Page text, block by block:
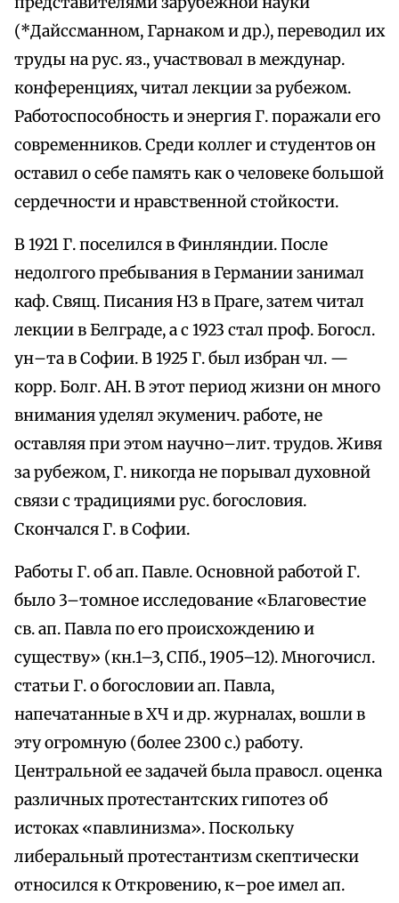
(*Дайссманном, Гарнаком и др.), переводил их
труды на рус. яз., участвовал в междунар.
конференциях, читал лекции за рубежом.
Работоспособность и энергия Г. поражали его
современников. Среди коллег и студентов он
оставил о себе память как о человеке большой
сердечности и нравственной стойкости.
В 1921 Г. поселился в Финляндии. После
недолгого пребывания в Германии занимал
каф. Свящ. Писания НЗ в Праге, затем читал
лекции в Белграде, а с 1923 стал проф. Богосл.
ун–та в Софии. В 1925 Г. был избран чл. —
корр. Болг. АН. В этот период жизни он много
внимания уделял экуменич. работе, не
оставляя при этом научно–лит. трудов. Живя
за рубежом, Г. никогда не порывал духовной
связи с традициями рус. богословия.
Скончался Г. в Софии.
Работы Г. об ап. Павле. Основной работой Г.
было 3–томное исследование «Благовестие
св. ап. Павла по его происхождению и
существу» (кн.1–3, СПб., 1905–12). Многочисл.
статьи Г. о богословии ап. Павла,
напечатанные в ХЧ и др. журналах, вошли в
эту огромную (более 2300 с.) работу.
Центральной ее задачей была правосл. оценка
различных протестантских гипотез об
истоках «павлинизма». Поскольку
либеральный протестантизм скептически
относился к Откровению, к–рое имел ап.